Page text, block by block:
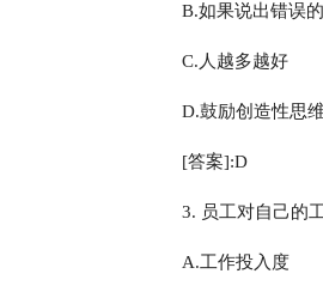
B.如果说出错误
C.人越多越好
D.鼓励创造性思维
[答案]:D
3. 员工对自己的
A.工作投入度